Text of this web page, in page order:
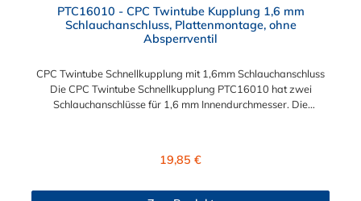
PTC16010 - CPC Twintube Kupplung 1,6 mm
Schlauchanschluss, Plattenmontage, ohne
Absperrventil
CPC Twintube Schnellkupplung mit 1,6mm Schlauchanschluss
Die CPC Twintube Schnellkupplung PTC16010 hat zwei
Schlauchanschlüsse für 1,6 mm Innendurchmesser. Die
bis 8,3 bar Max. Betriebstemperatur: -40 °C bis 71 °C Sie
der Twintube-Serie kombinieren.
Regulärer Preis:
19,85 €